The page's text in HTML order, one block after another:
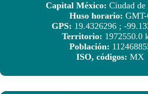
Capital México: Ciudad
Huso horario:
GPS: 19.4326296 ; -
Territorio: 1972550.0
Población:
ISO, códigos: MX